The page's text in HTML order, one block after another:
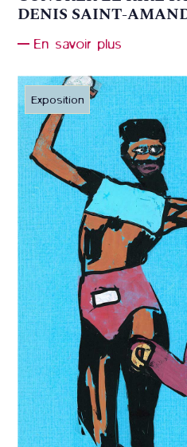
DENIS SAINT-
En savoir plus
Exposition